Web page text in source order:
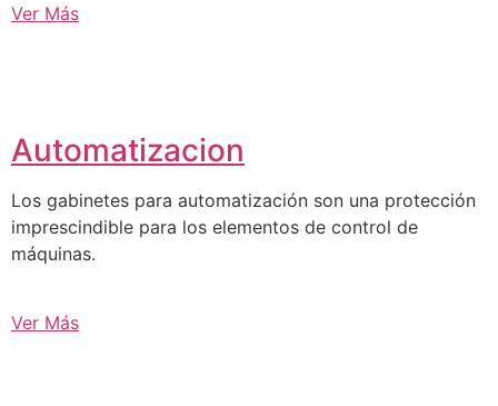
Ver Más
Automatizacion
Los gabinetes para automatización son una protección
imprescindible para los elementos de control de
máquinas.
Ver Más